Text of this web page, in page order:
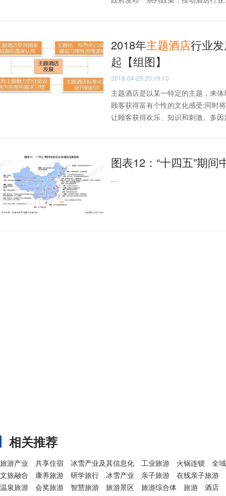
2018年主题酒店行业
起【组图】
2018-04-25 20:19:10
主题酒店是以某一特定的主题，来
顾客获得富有个性的文化感受;同时
让顾客获得欢乐、知识和刺激。多因
图表12：“十四五”期间
...
相关推荐
旅游产业 共享住宿 冰雪产业及其信息化 工业旅游 火锅连锁
全
文旅融合
康养旅游 研学旅行 冰雪产业 亲子旅游
在线亲子旅游
温泉旅游
会奖旅游 智慧旅游 旅游景区 旅游综合体 旅游 酒店